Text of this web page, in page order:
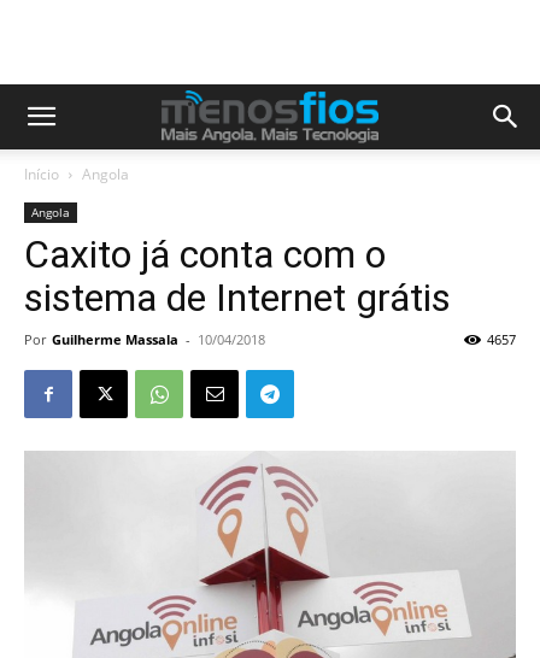
Início Angola
Angola
Caxito já conta com o
sistema de Internet grátis
Por Guilherme Massala - 10/04/2018 4657